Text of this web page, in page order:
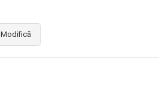
Modifică